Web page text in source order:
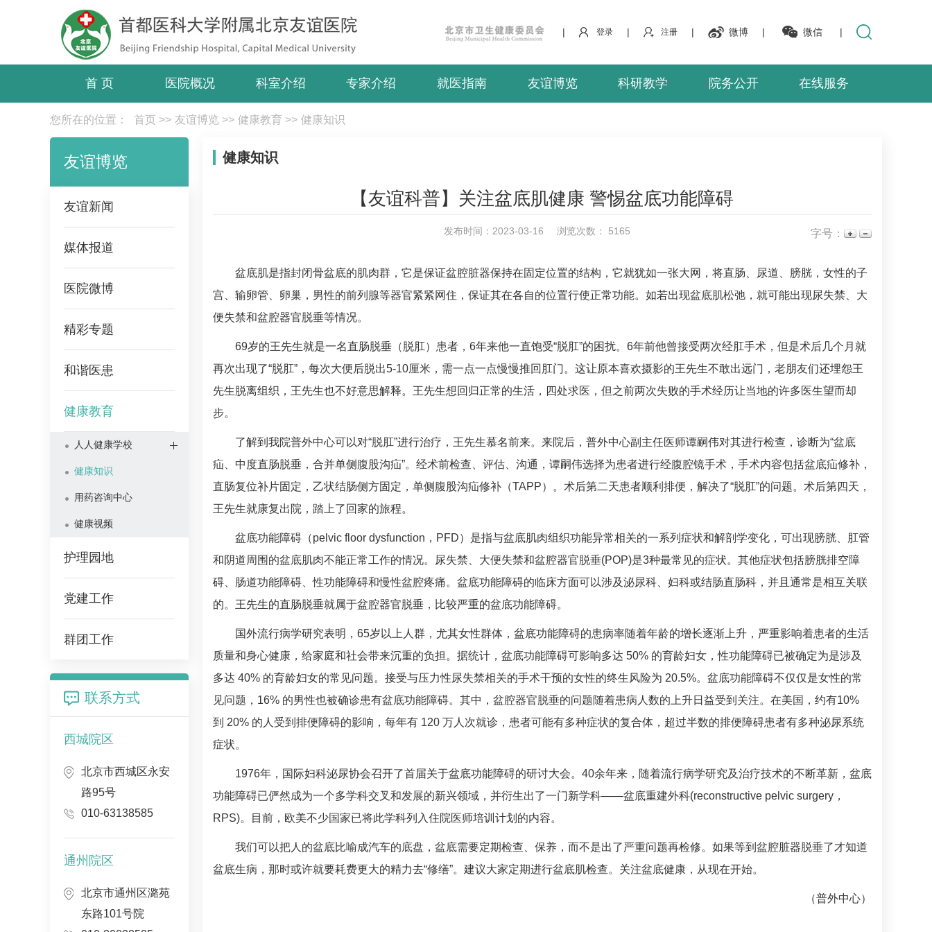
| 登录 | 注册 | 微博 | 微信 |
首 页 医院概况 科室介绍 专家介绍 就医指南 友谊博览 科研教学 院务公开 在线服务
您所在的位置： 首页 >> 友谊博览 >> 健康教育 >> 健康知识
友谊博览
友谊新闻
媒体报道
医院微博
精彩专题
和谐医患
健康教育
人人健康学校
健康知识
用药咨询中心
健康视频
护理园地
党建工作
群团工作
联系方式
西城院区
北京市西城区永安
路95号
010-63138585
通州院区
北京市通州区潞苑
东路101号院
健康知识
【友谊科普】关注盆底肌健康 警惕盆底功能障碍
发布时间：2023-03-16 浏览次数： 5165 字号：
盆底肌是指封闭骨盆底的肌肉群，它是保证盆腔脏器保持在固定位置的结构，它就犹如一张大网，将直肠、尿道、膀胱，女性的子
宫、输卵管、卵巢，男性的前列腺等器官紧紧网住，保证其在各自的位置行使正常功能。如若出现盆底肌松弛，就可能出现尿失禁、大
便失禁和盆腔器官脱垂等情况。
69岁的王先生就是一名直肠脱垂（脱肛）患者，6年来他一直饱受“脱肛”的困扰。6年前他曾接受两次经肛手术，但是术后几个月就
再次出现了“脱肛”，每次大便后脱出5-10厘米，需一点一点慢慢推回肛门。这让原本喜欢摄影的王先生不敢出远门，老朋友们还埋怨王
先生脱离组织，王先生也不好意思解释。王先生想回归正常的生活，四处求医，但之前两次失败的手术经历让当地的许多医生望而却
步。
了解到我院普外中心可以对“脱肛”进行治疗，王先生慕名前来。来院后，普外中心副主任医师谭嗣伟对其进行检查，诊断为“盆底
疝、中度直肠脱垂，合并单侧腹股沟疝”。经术前检查、评估、沟通， 谭嗣伟选择为患者进行经腹腔镜手术，手术内容包括盆底疝修补，
直肠复位补片固定，乙状结肠侧方固定，单侧腹股沟疝修补（TAPP）。术后第二天患者顺利排便，解决了“脱肛”的问题。术后第四天，
王先生就康复出院，踏上了回家的旅程。
盆底功能障碍（pelvic floor dysfunction，PFD）是指与盆底肌肉组织功能异常相关的一系列症状和解剖学变化，可出现膀胱、肛管
和阴道周围的盆底肌肉不能正常工作的情况。尿失禁、大便失禁和盆腔器官脱垂(POP)是3种最常见的症状。其他症状包括膀胱排空障
碍、肠道功能障碍、性功能障碍和慢性盆腔疼痛。盆底功能障碍的临床方面可以涉及泌尿科、妇科或结肠直肠科，并且通常是相互关联
的。王先生的直肠脱垂就属于盆腔器官脱垂，比较严重的盆底功能障碍。
国外流行病学研究表明，65岁以上人群，尤其女性群体，盆底功能障碍的患病率随着年龄的增长逐渐上升，严重影响着患者的生活
质量和身心健康，给家庭和社会带来沉重的负担。据统计，盆底功能障碍可影响多达 50% 的育龄妇女，性功能障碍已被确定为是涉及
多达 40% 的育龄妇女的常见问题。接受与压力性尿失禁相关的手术干预的女性的终生风险为 20.5%。盆底功能障碍不仅仅是女性的常
见问题，16% 的男性也被确诊患有盆底功能障碍。其中，盆腔器官脱垂的问题随着患病人数的上升日益受到关注。在美国，约有10%
到 20% 的人受到排便障碍的影响，每年有 120 万人次就诊，患者可能有多种症状的复合体，超过半数的排便障碍患者有多种泌尿系统
症状。
1976年，国际妇科泌尿协会召开了首届关于盆底功能障碍的研讨大会。40余年来，随着流行病学研究及治疗技术的不断革新，盆底
功能障碍已俨然成为一个多学科交叉和发展的新兴领域，并衍生出了一门新学科——盆底重建外科(reconstructive pelvic surgery，
RPS)。目前，欧美不少国家已将此学科列入住院医师培训计划的内容。
我们可以把人的盆底比喻成汽车的底盘，盆底需要定期检查、保养，而不是出了严重问题再检修。如果等到盆腔脏器脱垂了才知道
盆底生病，那时或许就要耗费更大的精力去“修缮”。建议大家定期进行盆底肌检查。关注盆底健康，从现在开始。
（普外中心）